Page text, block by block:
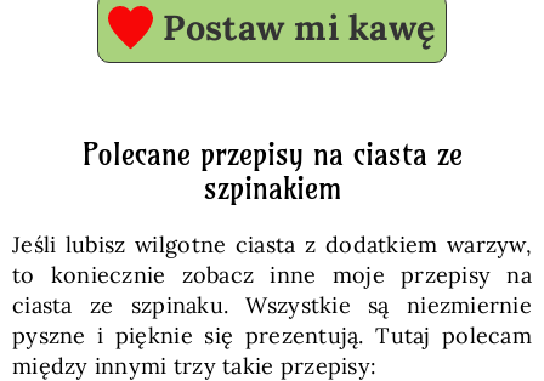
Postaw mi kawę
Polecane przepisy na ciasta ze
szpinakiem
Jeśli lubisz wilgotne ciasta z dodatkiem warzyw,
to koniecznie zobacz inne moje przepisy na
ciasta ze szpinaku. Wszystkie są niezmiernie
pyszne i pięknie się prezentują. Tutaj polecam
między innymi trzy takie przepisy: